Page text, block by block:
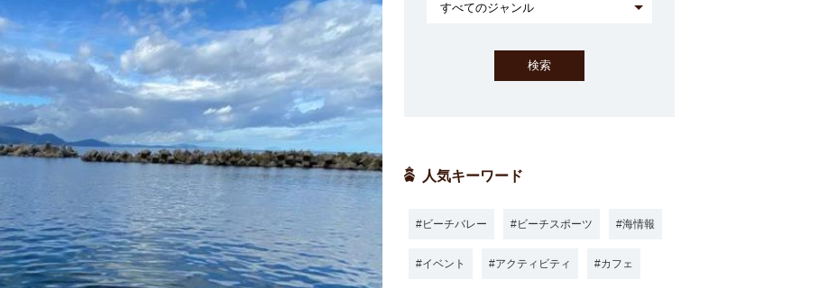
人気キーワード
ビーチバレー ビーチスポーツ 海情報
イベント アクティビティ カフェ